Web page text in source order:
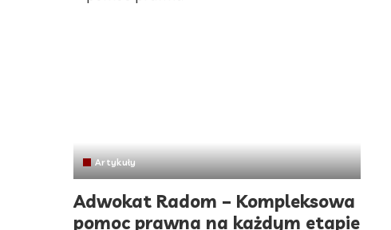
Artykuły
Adwokat Radom – Kompleksowa
pomoc prawna na każdym etapie